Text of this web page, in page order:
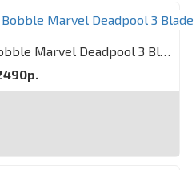
Фигурка Funko POP! Bobble Marvel Deadpool 3 Blade